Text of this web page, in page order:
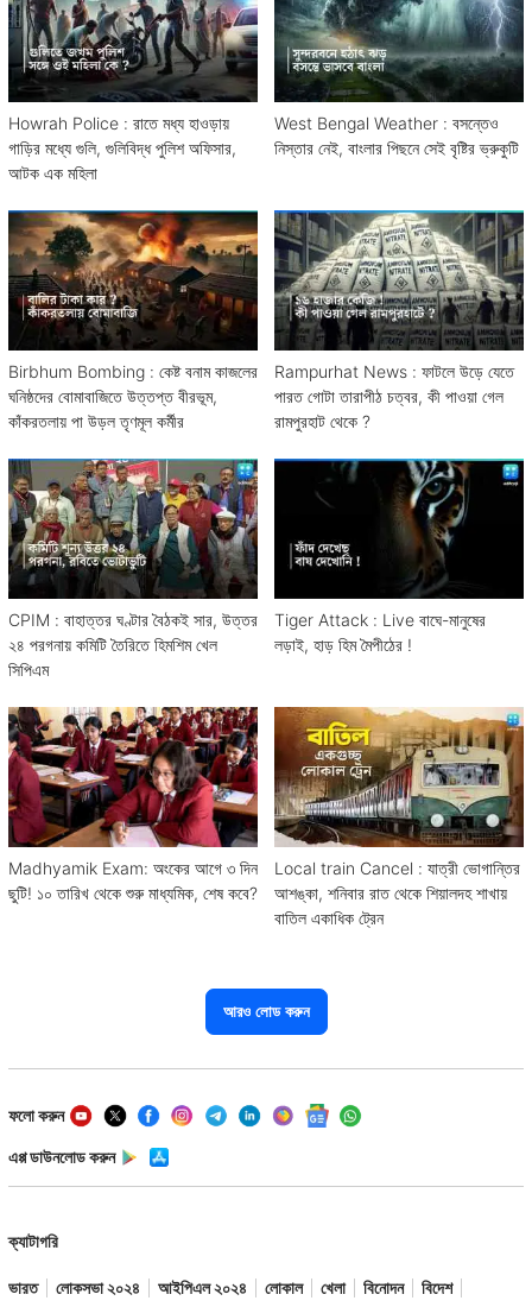
Howrah Police : রাতে মধ্য হাওড়ায়
গাড়ির মধ্যে গুলি, গুলিবিদ্ধ পুলিশ অফিসার,
আটক এক মহিলা
West Bengal Weather : বসন্তেও
নিস্তার নেই, বাংলার পিছনে সেই বৃষ্টির ভ্রুকুটি
Birbhum Bombing : কেষ্ট বনাম কাজলের
ঘনিষ্ঠদের বোমাবাজিতে উত্তপ্ত বীরভূম,
কাঁকরতলায় পা উড়ল তৃণমূল কর্মীর
Rampurhat News : ফাটলে উড়ে যেতে
পারত গোটা তারাপীঠ চত্বর, কী পাওয়া গেল
রামপুরহাট থেকে ?
CPIM : বাহাত্তর ঘণ্টার বৈঠকই সার, উত্তর
২৪ পরগনায় কমিটি তৈরিতে হিমশিম খেল
সিপিএম
Tiger Attack : Live বাঘে-মানুষের
লড়াই, হাড় হিম মৈপীঠের !
Madhyamik Exam: অংকের আগে ৩ দিন
ছুটি! ১০ তারিখ থেকে শুরু মাধ্যমিক, শেষ কবে?
Local train Cancel : যাত্রী ভোগান্তির
আশঙ্কা, শনিবার রাত থেকে শিয়ালদহ শাখায়
বাতিল একাধিক ট্রেন
আরও লোড করুন
ফলো করুন
এপ্প ডাউনলোড করুন
ক্যাটাগরি
ভারত লোকসভা ২০২৪ আইপিএল ২০২৪ লোকাল খেলা বিনোদন
বিদেশ